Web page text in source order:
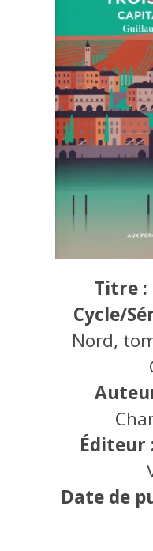
Titre :
Cycle/
Nord,
Éditeur
Date de